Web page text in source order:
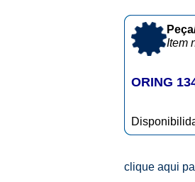
Item
ORING
clique aqui